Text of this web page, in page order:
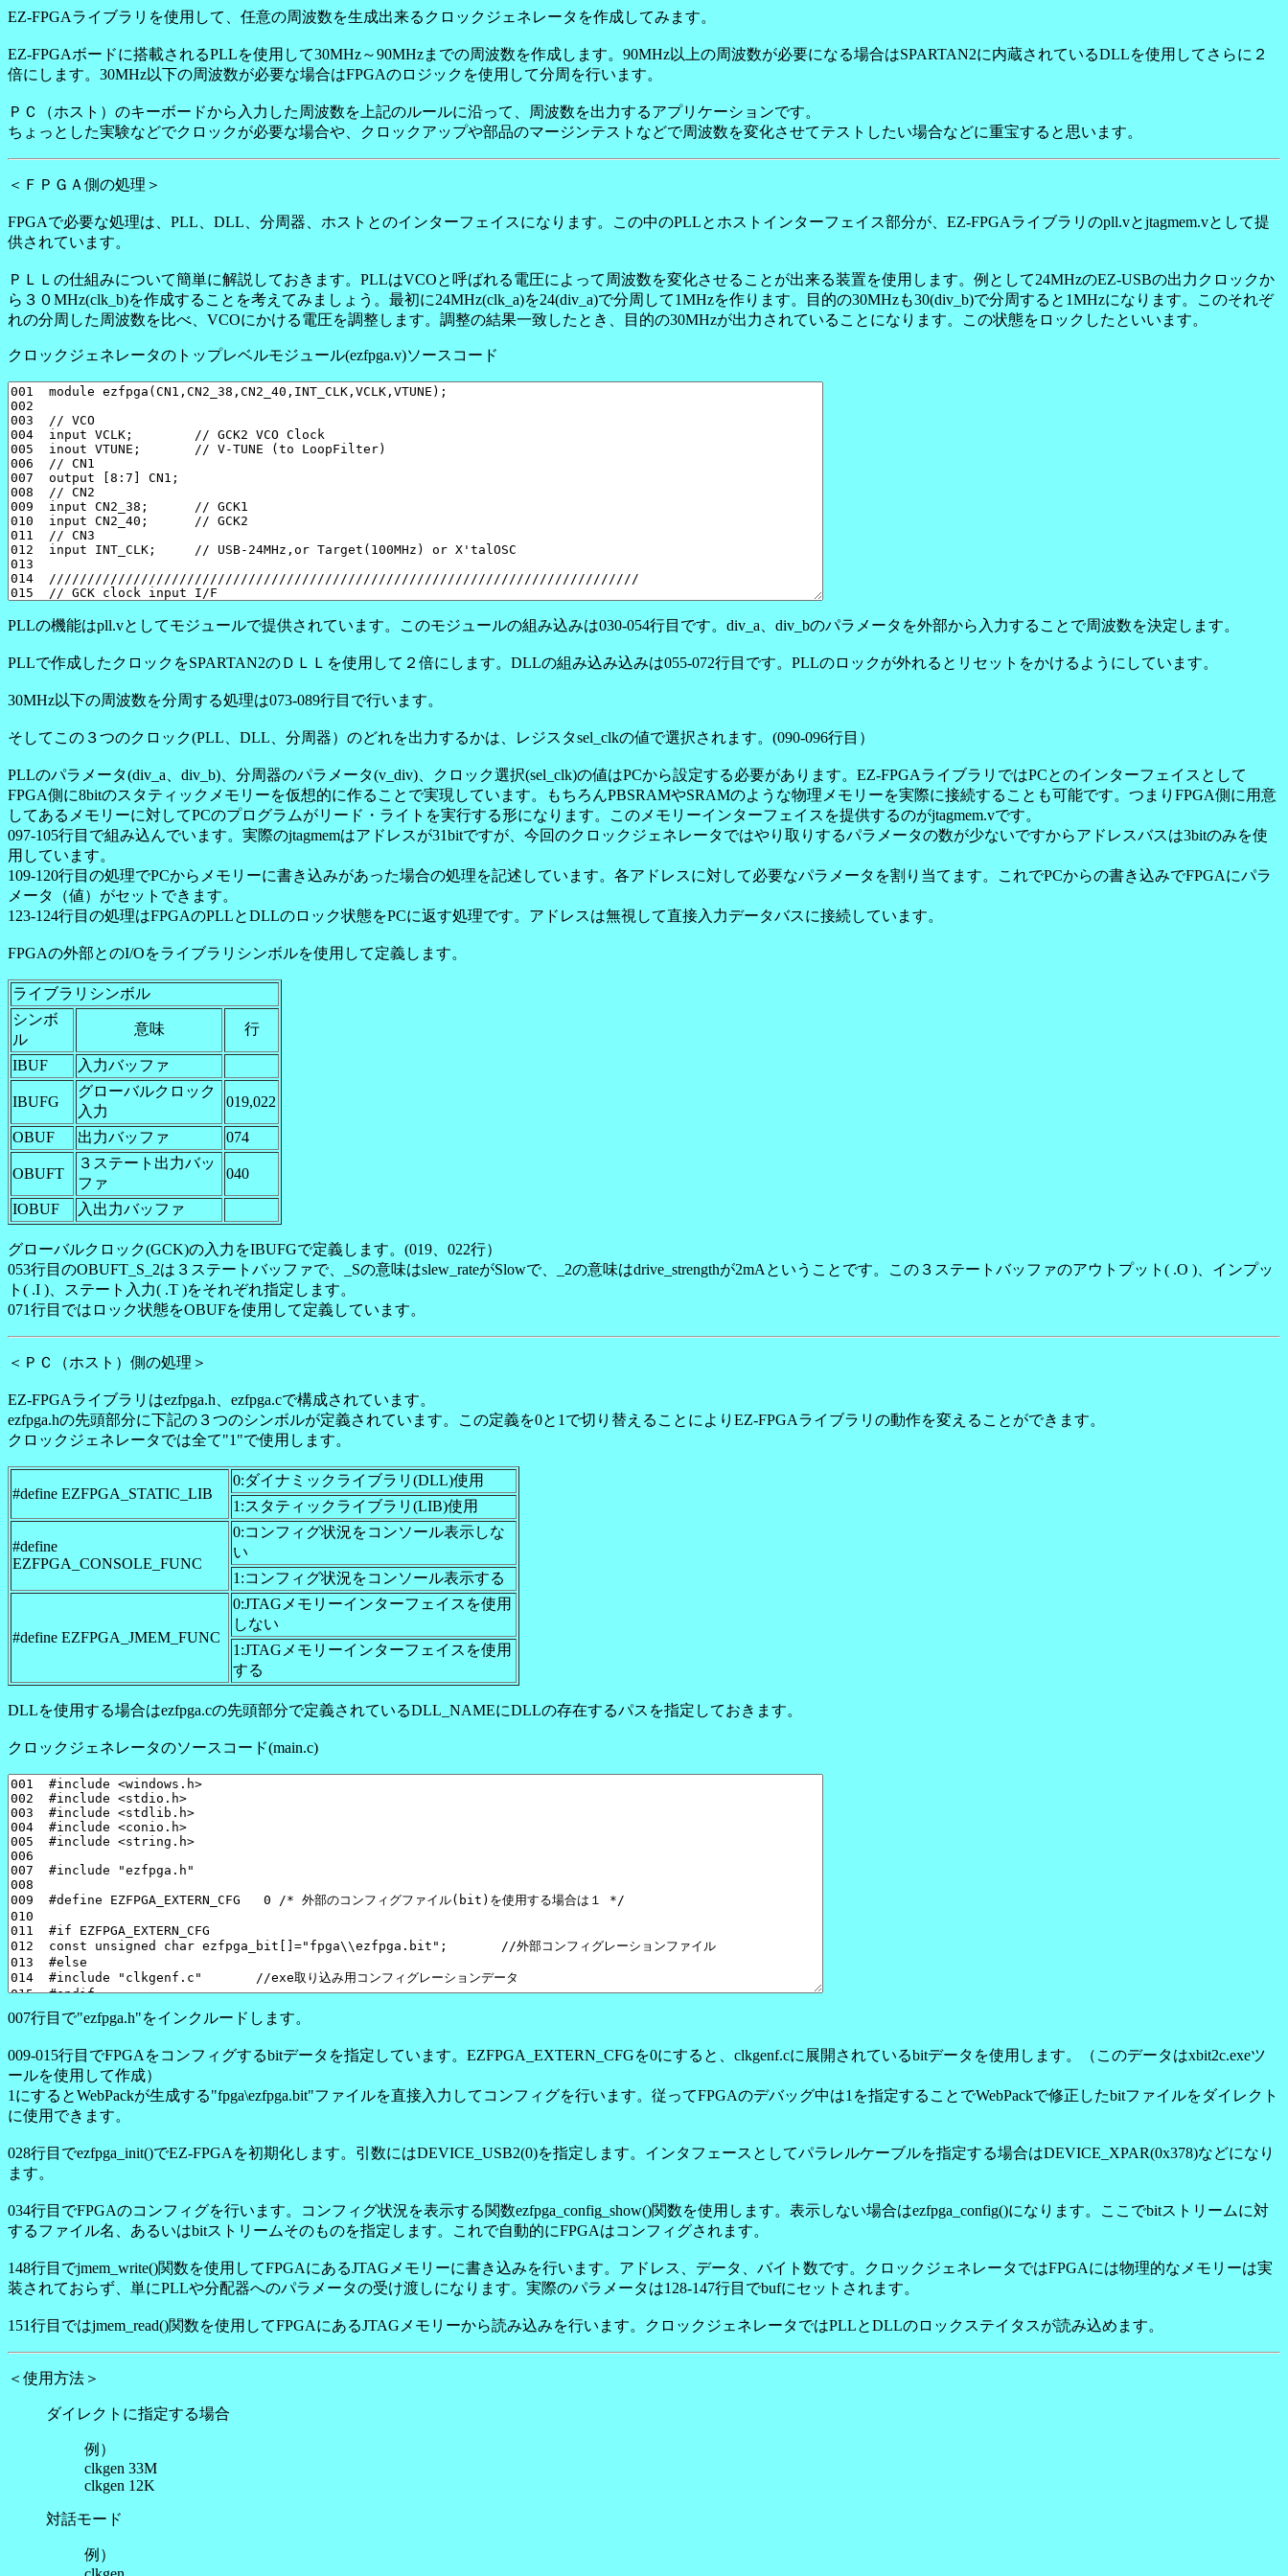
EZ-FPGAライブラリを使用して、任意の周波数を生成出来るクロックジェネレータを作成してみます。
EZ-FPGAボードに搭載されるPLLを使用して30MHz～90MHzまでの周波数を作成します。90MHz以上の周波数が必要になる場合はSPARTAN2に内蔵されているDLLを使用してさらに２
倍にします。30MHz以下の周波数が必要な場合はFPGAのロジックを使用して分周を行います。
ＰＣ（ホスト）のキーボードから入力した周波数を上記のルールに沿って、周波数を出力するアプリケーションです。
ちょっとした実験などでクロックが必要な場合や、クロックアップや部品のマージンテストなどで周波数を変化させてテストしたい場合などに重宝すると思います。
＜ＦＰＧＡ側の処理＞
FPGAで必要な処理は、PLL、DLL、分周器、ホストとのインターフェイスになります。この中のPLLとホストインターフェイス部分が、EZ-FPGAライブラリのpll.vとjtagmem.vとして提
供されています。
ＰＬＬの仕組みについて簡単に解説しておきます。PLLはVCOと呼ばれる電圧によって周波数を変化させることが出来る装置を使用します。例として24MHzのEZ-USBの出力クロックか
ら３０MHz(clk_b)を作成することを考えてみましょう。最初に24MHz(clk_a)を24(div_a)で分周して1MHzを作ります。目的の30MHzも30(div_b)で分周すると1MHzになります。このそれぞ
れの分周した周波数を比べ、VCOにかける電圧を調整します。調整の結果一致したとき、目的の30MHzが出力されていることになります。この状態をロックしたといいます。
クロックジェネレータのトップレベルモジュール(ezfpga.v)ソースコード
PLLの機能はpll.vとしてモジュールで提供されています。このモジュールの組み込みは030-054行目です。div_a、div_bのパラメータを外部から入力することで周波数を決定します。
PLLで作成したクロックをSPARTAN2のＤＬＬを使用して２倍にします。DLLの組み込み込みは055-072行目です。PLLのロックが外れるとリセットをかけるようにしています。
30MHz以下の周波数を分周する処理は073-089行目で行います。
そしてこの３つのクロック(PLL、DLL、分周器）のどれを出力するかは、レジスタsel_clkの値で選択されます。(090-096行目）
PLLのパラメータ(div_a、div_b)、分周器のパラメータ(v_div)、クロック選択(sel_clk)の値はPCから設定する必要があります。EZ-FPGAライブラリではPCとのインターフェイスとして
FPGA側に8bitのスタティックメモリーを仮想的に作ることで実現しています。もちろんPBSRAMやSRAMのような物理メモリーを実際に接続することも可能です。つまりFPGA側に用意
してあるメモリーに対してPCのプログラムがリード・ライトを実行する形になります。このメモリーインターフェイスを提供するのがjtagmem.vです。
097-105行目で組み込んでいます。実際のjtagmemはアドレスが31bitですが、今回のクロックジェネレータではやり取りするパラメータの数が少ないですからアドレスバスは3bitのみを使
用しています。
109-120行目の処理でPCからメモリーに書き込みがあった場合の処理を記述しています。各アドレスに対して必要なパラメータを割り当てます。これでPCからの書き込みでFPGAにパラ
メータ（値）がセットできます。
123-124行目の処理はFPGAのPLLとDLLのロック状態をPCに返す処理です。アドレスは無視して直接入力データバスに接続しています。
FPGAの外部とのI/Oをライブラリシンボルを使用して定義します。
ライブラリシンボル
シンボ
ル
意味 行
IBUF 入力バッファ
IBUFG
グローバルクロック
入力
019,022
OBUF 出力バッファ 074
OBUFT
３ステート出力バッ
ファ
040
IOBUF 入出力バッファ
グローバルクロック(GCK)の入力をIBUFGで定義します。(019、022行）
053行目のOBUFT_S_2は３ステートバッファで、_Sの意味はslew_rateがSlowで、_2の意味はdrive_strengthが2mAということです。この３ステートバッファのアウトプット( .O )、インプッ
ト( .I )、ステート入力( .T )をそれぞれ指定します。
071行目ではロック状態をOBUFを使用して定義しています。
＜ＰＣ（ホスト）側の処理＞
EZ-FPGAライブラリはezfpga.h、ezfpga.cで構成されています。
ezfpga.hの先頭部分に下記の３つのシンボルが定義されています。この定義を0と1で切り替えることによりEZ-FPGAライブラリの動作を変えることができます。
クロックジェネレータでは全て"1"で使用します。
#define EZFPGA_STATIC_LIB
0:ダイナミックライブラリ(DLL)使用
1:スタティックライブラリ(LIB)使用
#define
EZFPGA_CONSOLE_FUNC
0:コンフィグ状況をコンソール表示しな
い
1:コンフィグ状況をコンソール表示する
#define EZFPGA_JMEM_FUNC
0:JTAGメモリーインターフェイスを使用
しない
1:JTAGメモリーインターフェイスを使用
する
DLLを使用する場合はezfpga.cの先頭部分で定義されているDLL_NAMEにDLLの存在するパスを指定しておきます。
クロックジェネレータのソースコード(main.c)
007行目で"ezfpga.h"をインクルードします。
009-015行目でFPGAをコンフィグするbitデータを指定しています。EZFPGA_EXTERN_CFGを0にすると、clkgenf.cに展開されているbitデータを使用します。（このデータはxbit2c.exeツ
ールを使用して作成）
1にするとWebPackが生成する"fpga\ezfpga.bit"ファイルを直接入力してコンフィグを行います。従ってFPGAのデバッグ中は1を指定することでWebPackで修正したbitファイルをダイレクト
に使用できます。
028行目でezfpga_init()でEZ-FPGAを初期化します。引数にはDEVICE_USB2(0)を指定します。インタフェースとしてパラレルケーブルを指定する場合はDEVICE_XPAR(0x378)などになり
ます。
034行目でFPGAのコンフィグを行います。コンフィグ状況を表示する関数ezfpga_config_show()関数を使用します。表示しない場合はezfpga_config()になります。ここでbitストリームに対
するファイル名、あるいはbitストリームそのものを指定します。これで自動的にFPGAはコンフィグされます。
148行目でjmem_write()関数を使用してFPGAにあるJTAGメモリーに書き込みを行います。アドレス、データ、バイト数です。クロックジェネレータではFPGAには物理的なメモリーは実
装されておらず、単にPLLや分配器へのパラメータの受け渡しになります。実際のパラメータは128-147行目でbufにセットされます。
151行目ではjmem_read()関数を使用してFPGAにあるJTAGメモリーから読み込みを行います。クロックジェネレータではPLLとDLLのロックステイタスが読み込めます。
＜使用方法＞
ダイレクトに指定する場合
例）
clkgen 33M
clkgen 12K
対話モード
例）